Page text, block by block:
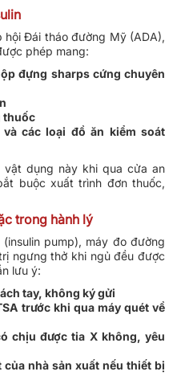
hội Đái tháo đường Mỹ (ADA),
phép mang:
đựng sharps cứng chuyên
thuốc
các loại đồ ăn kiểm soát
vật dụng này khi qua cửa an
buộc xuất trình đơn thuốc,
trong hành lý
pump), máy đo đường
ngưng thở khi ngủ đều được
lưu ý:
tay, không ký gửi
trước khi qua máy quét về
chịu được tia X không, yêu
nhà sản xuất nếu thiết bị